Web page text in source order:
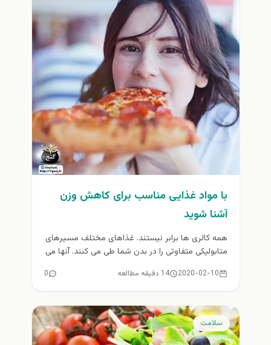
با مواد غذایی مناسب برای کاهش وزن
آشنا شوید
همه کالری ها برابر نیستند. غذاهای مختلف مسیرهای
متابولیکی متفاوتی را در بدن شما طی می کنند. آنها می
2020-02-10 14 دقیقه مطالعه 0
سلامت